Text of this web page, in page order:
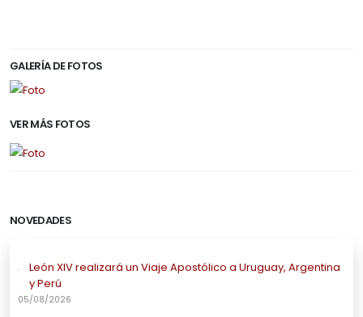
NOVEDADES
León XIV realizará un Viaje Apostólico a Uruguay, Argentina
y Perú
05/08/2026
GALERÍA DE FOTOS
VER MÁS FOTOS